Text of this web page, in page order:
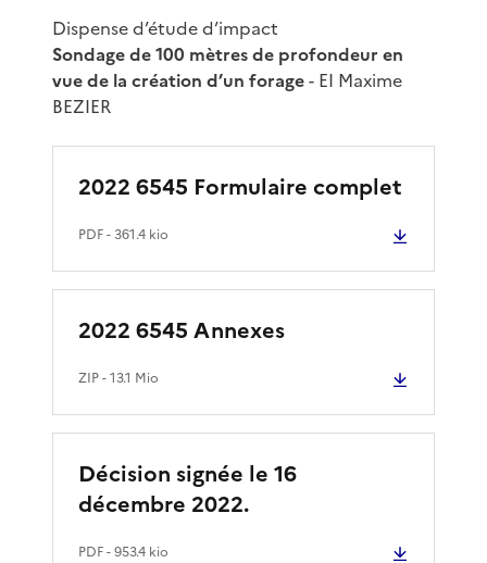
Dispense d’étude d’impact
Sondage de 100 mètres de profondeur en
vue de la création d’un forage- EI Maxime
BEZIER
2022 6545 Formulaire complet
PDF- 361.4 kio
2022 6545 Annexes
ZIP- 13.1 Mio
Décision signée le 16
décembre 2022.
PDF- 953.4 kio